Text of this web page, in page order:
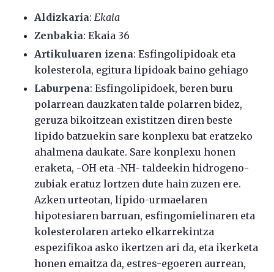
Aldizkaria: Ekaia
Zenbakia: Ekaia 36
Artikuluaren izena: Esfingolipidoak eta
kolesterola, egitura lipidoak baino gehiago
Laburpena: Esfingolipidoek, beren buru
polarrean dauzkaten talde polarren bidez,
geruza bikoitzean existitzen diren beste
lipido batzuekin sare konplexu bat eratzeko
ahalmena daukate. Sare konplexu honen
eraketa, -OH eta -NH- taldeekin hidrogeno-
zubiak eratuz lortzen dute hain zuzen ere.
Azken urteotan, lipido-urmaelaren
hipotesiaren barruan, esfingomielinaren eta
kolesterolaren arteko elkarrekintza
espezifikoa asko ikertzen ari da, eta ikerketa
honen emaitza da, estres-egoeren aurrean,